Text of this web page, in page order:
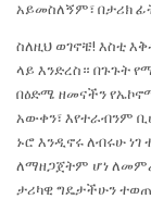
አይመስለኝም፣ በታሪክ
ስለዚህ ወገኖቼ! እስቲ
ላይ እንድረስ። በጉጉት
በዕድሜ ዘመናችን
አውቀን፣ እየተራብንም
ኑሮ እንዲኖሩ ለብሩሁ
ለማዘጋጀትም ሆነ
ታሪካዊ ግዴታችሁን